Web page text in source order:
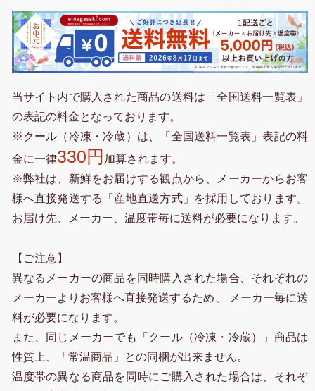
当サイト内で購入された商品の送料は「全国送料一覧表」
の表記の料金となっております。
※クール（冷凍・冷蔵）は、「全国送料一覧表」表記の料
金に一律330円 加算されます。
※弊社は、新鮮をお届けする観点から、メーカーからお客
様へ直接発送する「産地直送方式」を採用しております。
お届け先、メーカー、温度帯毎に送料が必要になります。
【ご注意】
異なるメーカーの商品を同時購入された場合、それぞれの
メーカーよりお客様へ直接発送するため、 メーカー毎に送
料が必要になります。
また、同じメーカーでも「クール（冷凍・冷蔵）」商品は
性質上、「常温商品」との同梱が出来ません。
温度帯の異なる商品を同時にご購入された場合は、それぞ